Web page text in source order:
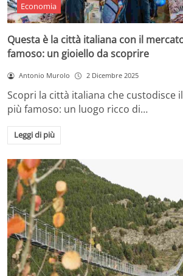
Economia
Questa è la città italiana con il
famoso: un gioiello da scoprire
Antonio Murolo 2 Dicembre 2025
Scopri la città italiana che custodisce
più famoso: un luogo ricco di…
Leggi di più